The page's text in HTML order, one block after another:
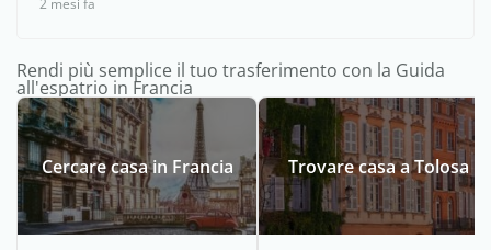
2 mesi fa
Rendi più semplice il tuo trasferimento con la Guida
all'espatrio in Francia
Cercare casa in Francia Trovare casa a Tolosa